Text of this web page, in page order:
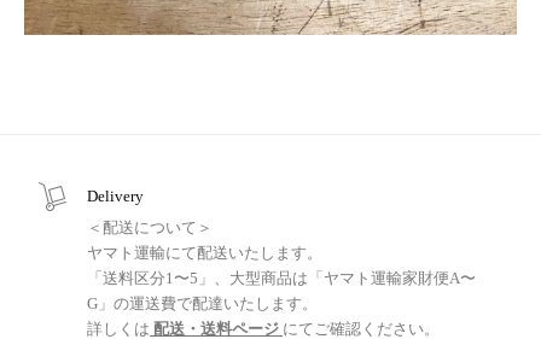
Delivery
＜配送について＞
ヤマト運輸にて配送いたします。
「送料区分1〜5」、大型商品は「ヤマト運輸家財便A〜
G」の運送費で配達いたします。
詳しくは 配送・送料ページ にてご確認ください。